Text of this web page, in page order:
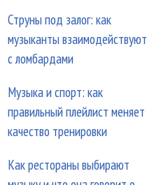
Струны под залог: как
музыканты взаимодействуют
с ломбардами
Музыка и спорт: как
правильный плейлист меняет
качество тренировки
Как рестораны выбирают